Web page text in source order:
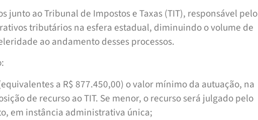
junto ao Tribunal de Impostos e Taxas (TIT), responsável pelo
tributários na esfera estadual, diminuindo o volume de
ao andamento desses processos.
a R$ 877.450,00) o valor mínimo da autuação, na
de recurso ao TIT. Se menor, o recurso será julgado pelo
em instância administrativa única;